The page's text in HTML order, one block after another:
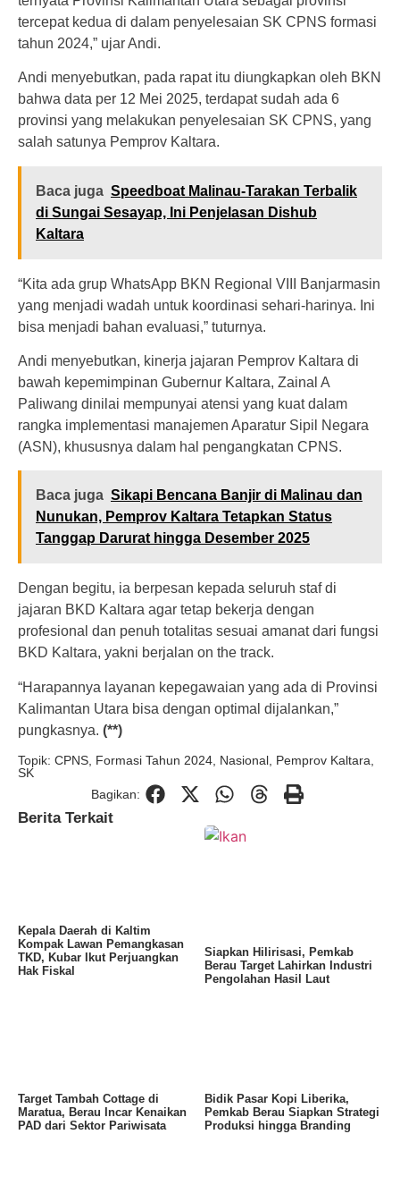
tercepat kedua di dalam penyelesaian SK CPNS formasi
tahun 2024,” ujar Andi.
Andi menyebutkan, pada rapat itu diungkapkan oleh BKN
bahwa data per 12 Mei 2025, terdapat sudah ada 6
provinsi yang melakukan penyelesaian SK CPNS, yang
salah satunya Pemprov Kaltara.
Baca juga Speedboat Malinau-Tarakan Terbalik
di Sungai Sesayap, Ini Penjelasan Dishub
Kaltara
“Kita ada grup WhatsApp BKN Regional VIII Banjarmasin
yang menjadi wadah untuk koordinasi sehari-harinya. Ini
bisa menjadi bahan evaluasi,” tuturnya.
Andi menyebutkan, kinerja jajaran Pemprov Kaltara di
bawah kepemimpinan Gubernur Kaltara, Zainal A
Paliwang dinilai mempunyai atensi yang kuat dalam
rangka implementasi manajemen Aparatur Sipil Negara
(ASN), khususnya dalam hal pengangkatan CPNS.
Baca juga Sikapi Bencana Banjir di Malinau dan
Nunukan, Pemprov Kaltara Tetapkan Status
Tanggap Darurat hingga Desember 2025
Dengan begitu, ia berpesan kepada seluruh staf di
jajaran BKD Kaltara agar tetap bekerja dengan
profesional dan penuh totalitas sesuai amanat dari fungsi
BKD Kaltara, yakni berjalan on the track.
“Harapannya layanan kepegawaian yang ada di Provinsi
Kalimantan Utara bisa dengan optimal dijalankan,”
pungkasnya. (**)
Topik: CPNS, Formasi Tahun 2024, Nasional, Pemprov Kaltara,
SK
Bagikan:
Berita Terkait
Kepala Daerah di Kaltim
Kompak Lawan Pemangkasan
TKD, Kubar Ikut Perjuangkan
Hak Fiskal
Siapkan Hilirisasi, Pemkab
Berau Target Lahirkan Industri
Pengolahan Hasil Laut
Target Tambah Cottage di
Maratua, Berau Incar Kenaikan
PAD dari Sektor Pariwisata
Bidik Pasar Kopi Liberika,
Pemkab Berau Siapkan Strategi
Produksi hingga Branding